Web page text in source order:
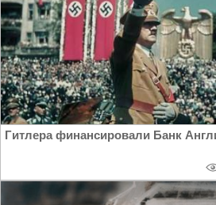
Гитлера финансировали Банк